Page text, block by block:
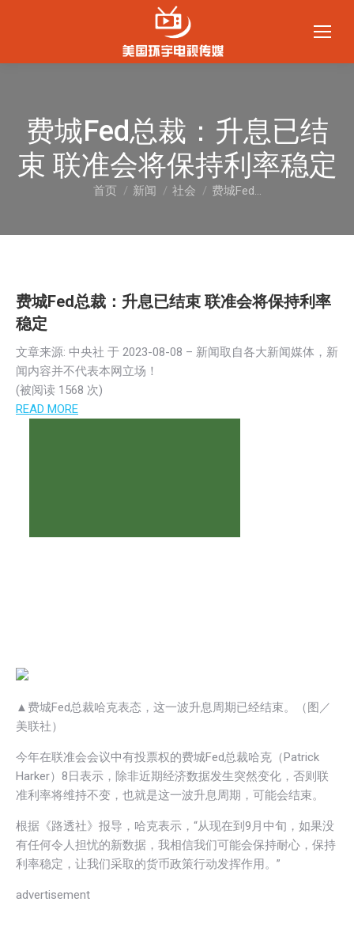
费城Fed总裁：升息已结
束 联准会将保持利率稳定
您在这里：
首页 新闻 社会 费城Fed…
费城Fed总裁：升息已结束 联准会将保持利率
稳定
文章来源: 中央社 于 2023-08-08 – 新闻取自各大新闻媒体，新
闻内容并不代表本网立场！
(被阅读 1 568 次)
READ MORE
▲费城Fed总裁哈克表态，这一波升息周期已经结束。（图／
美联社）
今年在联准会会议中有投票权的费城Fed总裁哈克（Patrick
Harker）8日表示，除非近期经济数据发生突然变化，否则联
准利率将维持不变，也就是这一波升息周期，可能会结束。
根据《路透社》报导，哈克表示，“从现在到9月中旬，如果没
有任何令人担忧的新数据，我相信我们可能会保持耐心，保持
利率稳定，让我们采取的货币政策行动发挥作用。”
advertisement